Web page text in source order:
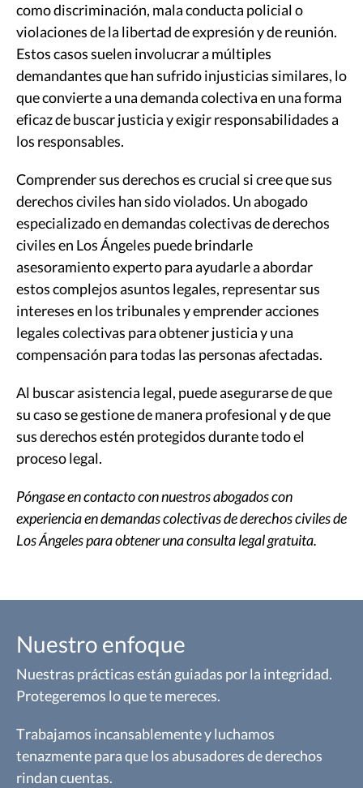
como discriminación, mala conducta policial o
violaciones de la libertad de expresión y de reunión.
Estos casos suelen involucrar a múltiples
demandantes que han sufrido injusticias similares, lo
que convierte a una demanda colectiva en una forma
eficaz de buscar justicia y exigir responsabilidades a
los responsables.
Comprender sus derechos es crucial si cree que sus
derechos civiles han sido violados. Un abogado
especializado en demandas colectivas de derechos
civiles en Los Ángeles puede brindarle
asesoramiento experto para ayudarle a abordar
estos complejos asuntos legales, representar sus
intereses en los tribunales y emprender acciones
legales colectivas para obtener justicia y una
compensación para todas las personas afectadas.
Al buscar asistencia legal, puede asegurarse de que
su caso se gestione de manera profesional y de que
sus derechos estén protegidos durante todo el
proceso legal.
Póngase en contacto con nuestros abogados con
experiencia en demandas colectivas de derechos civiles de
Los Ángeles para obtener una consulta legal gratuita.
Nuestro enfoque
Nuestras prácticas están guiadas por la integridad.
Protegeremos lo que te mereces.
Trabajamos incansablemente y luchamos
tenazmente para que los abusadores de derechos
rindan cuentas.